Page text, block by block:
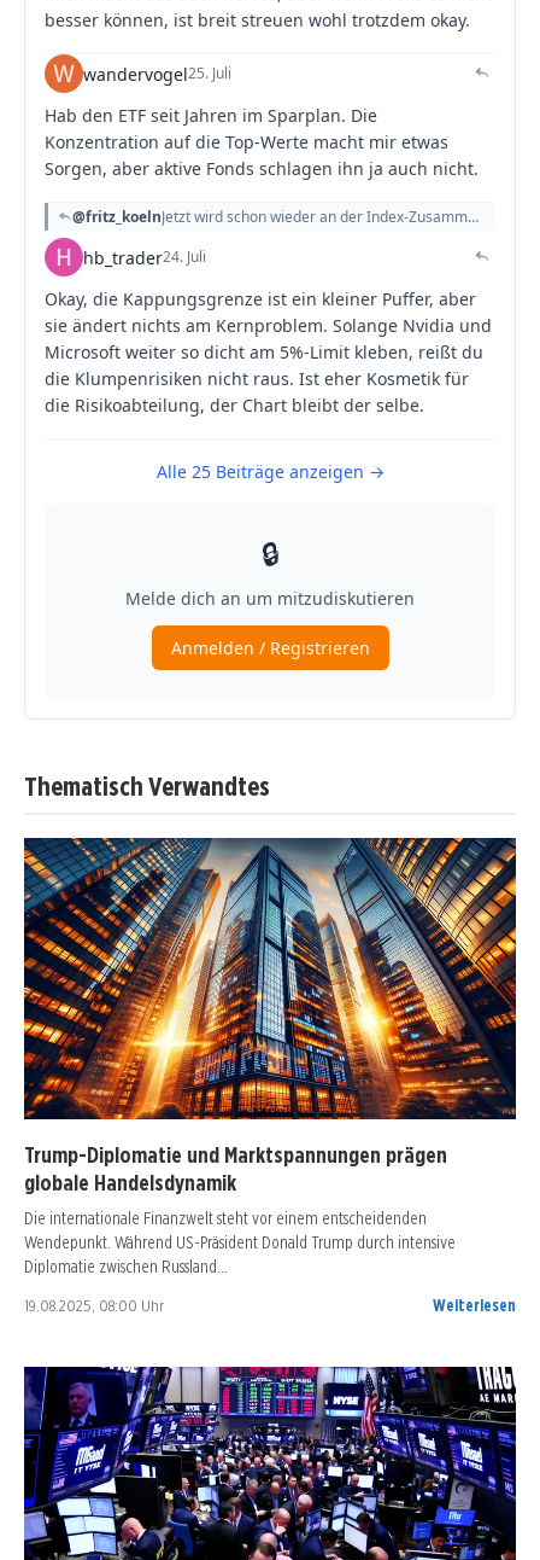
Thematisch Verwandtes
Trump-Diplomatie und Marktspannungen prägen
globale Handelsdynamik
Die internationale Finanzwelt steht vor einem entscheidenden
Wendepunkt. Während US-Präsident Donald Trump durch intensive
Diplomatie zwischen Russland…
19.08.2025, 08:00 Uhr Weiterlesen